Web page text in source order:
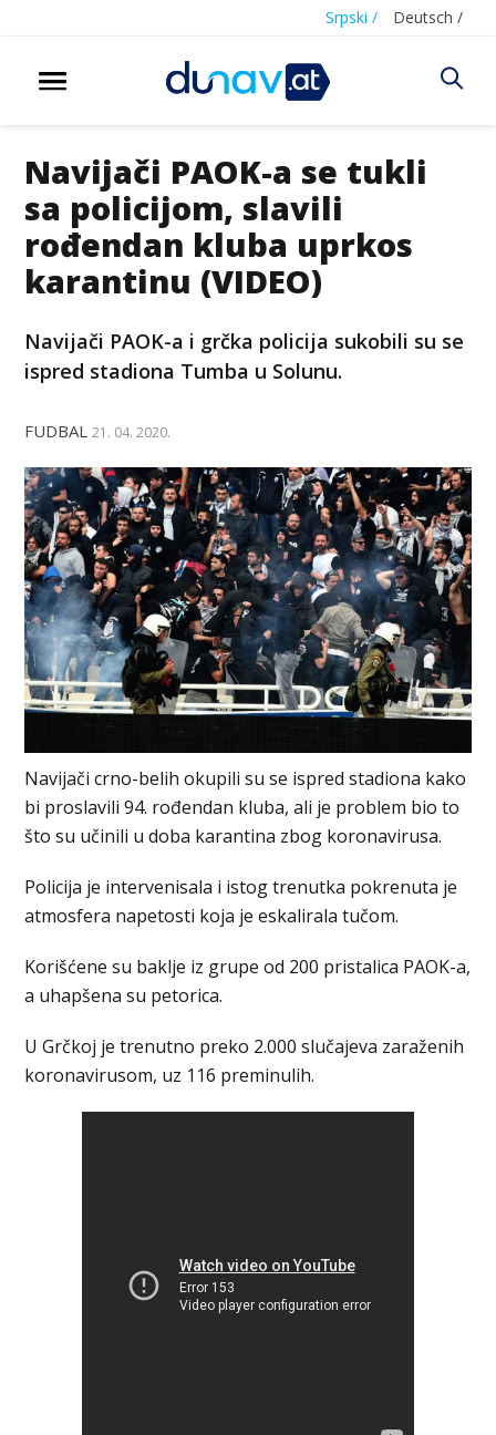
Srpski / Deutsch /
Navijači PAOK-a se tukli
sa policijom, slavili
rođendan kluba uprkos
karantinu (VIDEO)
Navijači PAOK-a i grčka policija sukobili su se
ispred stadiona Tumba u Solunu.
FUDBAL 21. 04. 2020.
Navijači crno-belih okupili su se ispred stadiona kako
bi proslavili 94. rođendan kluba, ali je problem bio to
što su učinili u doba karantina zbog koronavirusa.
Policija je intervenisala i istog trenutka pokrenuta je
atmosfera napetosti koja je eskalirala tučom.
Korišćene su baklje iz grupe od 200 pristalica PAOK-a,
a uhapšena su petorica.
U Grčkoj je trenutno preko 2.000 slučajeva zaraženih
koronavirusom, uz 116 preminulih.